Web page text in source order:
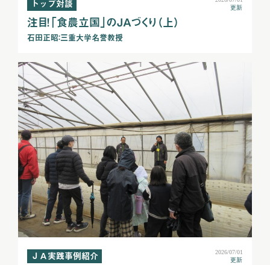
トップ対談
更新
注目！「食農立国」のＪＡづくり（上）
石田正昭：三重大学名誉教授
ＪＡ実践事例紹介
2026/07/01
更新